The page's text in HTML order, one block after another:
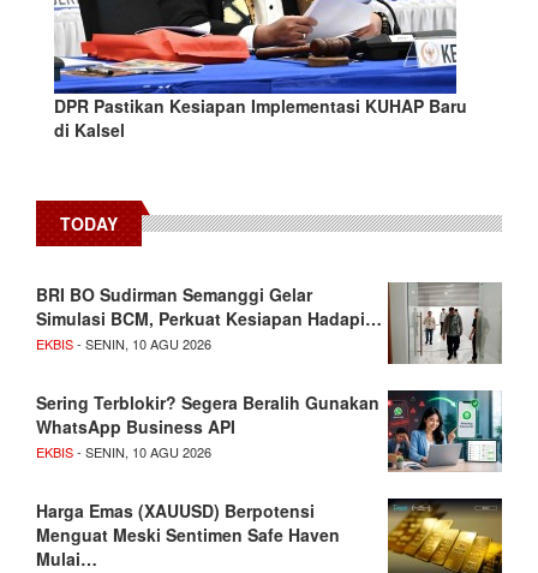
DPR Pastikan Kesiapan Implementasi KUHAP Baru
di Kalsel
TODAY
BRI BO Sudirman Semanggi Gelar
Simulasi BCM, Perkuat Kesiapan Hadapi…
EKBIS- SENIN, 10 AGU 2026
Sering Terblokir? Segera Beralih Gunakan
WhatsApp Business API
EKBIS- SENIN, 10 AGU 2026
Harga Emas (XAUUSD) Berpotensi
Menguat Meski Sentimen Safe Haven
Mulai…